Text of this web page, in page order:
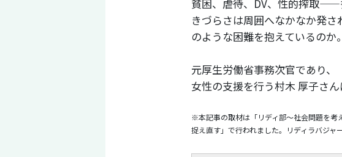
貧困、虐待、DV、性的搾取——
きづらさは周囲へなかなか発
のような困難を抱えているのか
元厚生労働省事務次官であり
女性の支援を行う村木 厚子さ
※本記事の取材は「リディ部〜社会問題を
捉え直す」で行われました。リディラバジャ